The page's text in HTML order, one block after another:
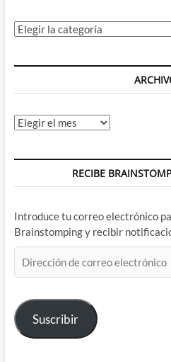
Categorías
Archivos
RECIBE
Introduce tu correo electrónico
Brainstomping y recibir
de
electrónico
Suscribir